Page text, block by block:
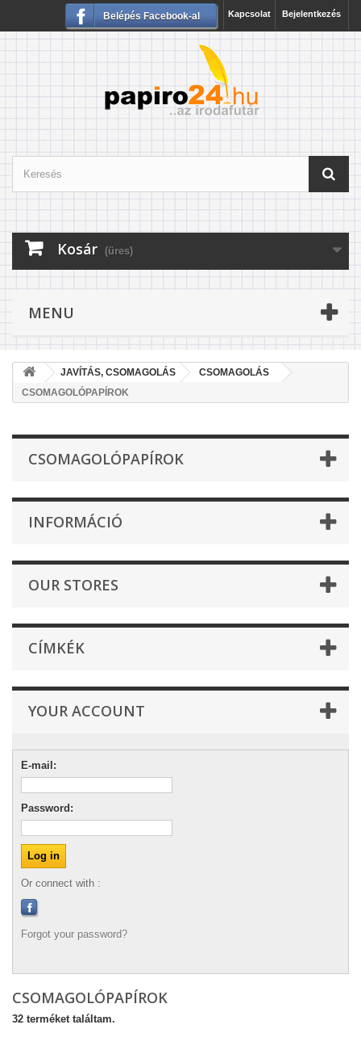
Bejelentkezés
Kapcsolat
Belépés Facebook-al
Kosár (üres)
MENU
JAVÍTÁS, CSOMAGOLÁS
CSOMAGOLÁS
CSOMAGOLÓPAPÍROK
CSOMAGOLÓPAPÍROK
INFORMÁCIÓ
OUR STORES
CÍMKÉK
YOUR ACCOUNT
E-mail:
Password:
Or connect with :
Forgot your password?
CSOMAGOLÓPAPÍROK
32 terméket találtam.